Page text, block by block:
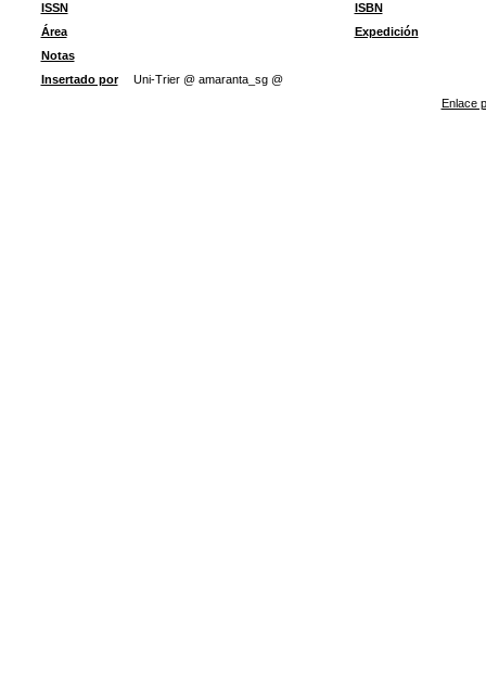
ISSN
ISBN
Área
Expedición
Notas
Insertado por
Uni-Trier @ amaranta_sg @
Enlace